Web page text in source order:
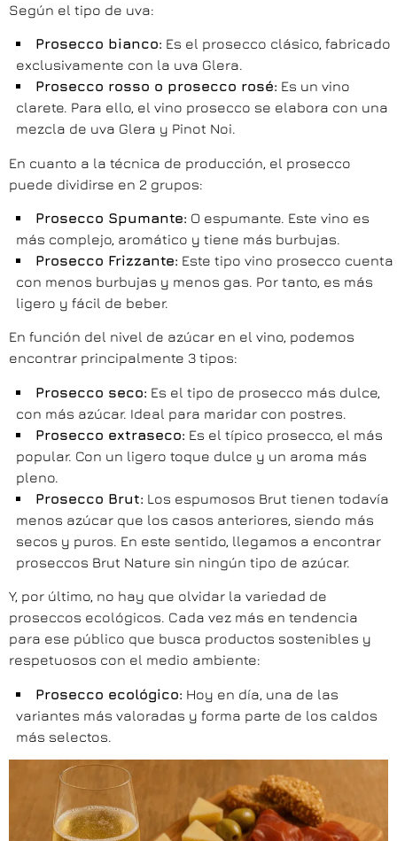
Según el tipo de uva:
Prosecco bianco: Es el prosecco clásico, fabricado
exclusivamente con la uva Glera.
Prosecco rosso o prosecco rosé: Es un vino
clarete. Para ello, el vino prosecco se elabora con una
mezcla de uva Glera y Pinot Noi.
En cuanto a la técnica de producción, el prosecco
puede dividirse en 2 grupos:
Prosecco Spumante: O espumante. Este vino es
más complejo, aromático y tiene más burbujas.
Prosecco Frizzante: Este tipo vino prosecco cuenta
con menos burbujas y menos gas. Por tanto, es más
ligero y fácil de beber.
En función del nivel de azúcar en el vino, podemos
encontrar principalmente 3 tipos:
Prosecco seco: Es el tipo de prosecco más dulce,
con más azúcar. Ideal para maridar con postres.
Prosecco extraseco: Es el típico prosecco, el más
popular. Con un ligero toque dulce y un aroma más
pleno.
Prosecco Brut: Los espumosos Brut tienen todavía
menos azúcar que los casos anteriores, siendo más
secos y puros. En este sentido, llegamos a encontrar
proseccos Brut Nature sin ningún tipo de azúcar.
Y, por último, no hay que olvidar la variedad de
proseccos ecológicos. Cada vez más en tendencia
para ese público que busca productos sostenibles y
respetuosos con el medio ambiente:
Prosecco ecológico: Hoy en día, una de las
variantes más valoradas y forma parte de los caldos
más selectos.